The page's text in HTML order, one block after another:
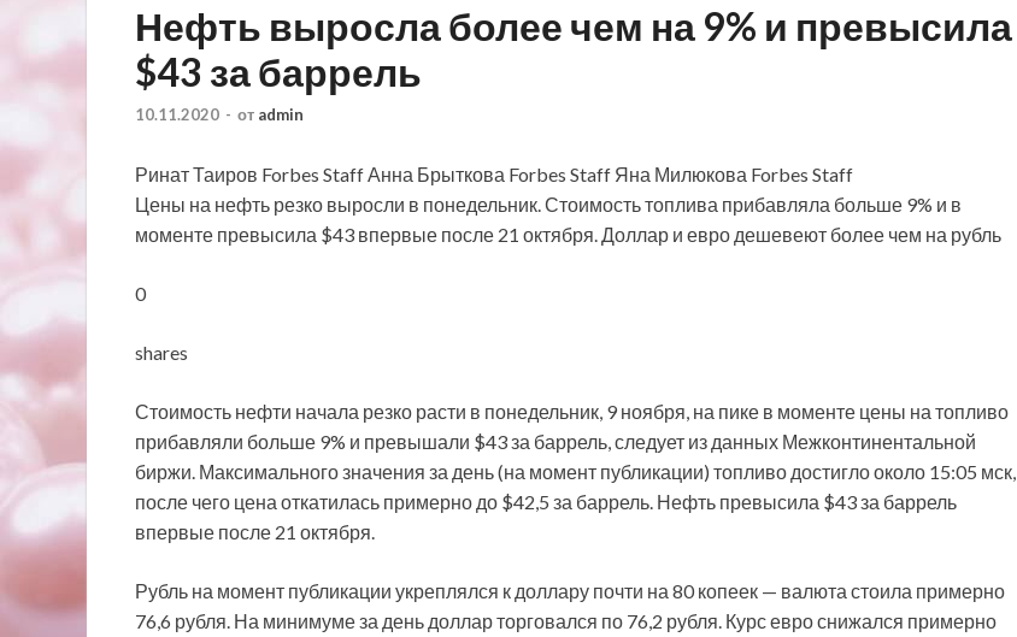
Нефть выросла более чем на 9% и превысила
$43 за баррель
10.11.2020 - от admin
Ринат Таиров Forbes Staff Анна Брыткова Forbes Staff Яна Милюкова Forbes Staff
Цены на нефть резко выросли в понедельник. Стоимость топлива прибавляла больше 9% и в
моменте превысила $43 впервые после 21 октября. Доллар и евро дешевеют более чем на рубль
0
shares
Стоимость нефти начала резко расти в понедельник, 9 ноября, на пике в моменте цены на топливо
прибавляли больше 9% и превышали $43 за баррель, следует из данных Межконтинентальной
биржи. Максимального значения за день (на момент публикации) топливо достигло около 15:05 мск,
после чего цена откатилась примерно до $42,5 за баррель. Нефть превысила $43 за баррель
впервые после 21 октября.
Рубль на момент публикации укреплялся к доллару почти на 80 копеек — валюта стоила примерно
76,6 рубля. На минимуме за день доллар торговался по 76,2 рубля. Курс евро снижался примерно